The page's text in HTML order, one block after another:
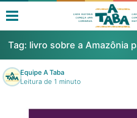
Livros
Resenhas
Tag: livro sobre a Amazônia
Equipe A Taba
Leitura de 1 minuto